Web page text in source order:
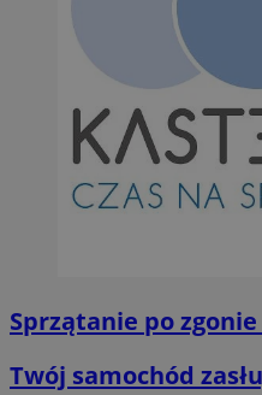
Sprzątanie po
Twój samochód